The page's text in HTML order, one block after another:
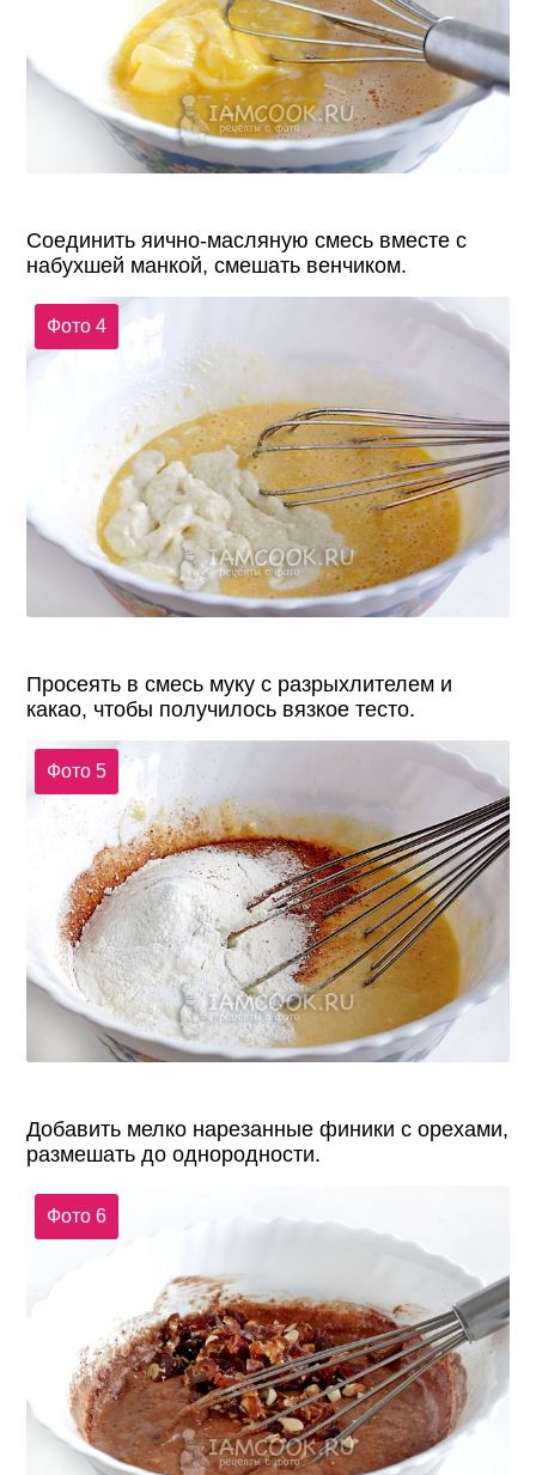
Соединить яично-масляную смесь вместе с
набухшей манкой, смешать венчиком.
Фото 4
Просеять в смесь муку с разрыхлителем и
какао, чтобы получилось вязкое тесто.
Фото 5
Добавить мелко нарезанные финики с орехами,
размешать до однородности.
Фото 6